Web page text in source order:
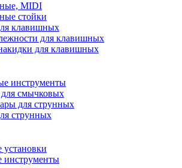
MIDI
стойки
клавишных
для клавишных
для клавишных
инструменты
смычковых
для струнных
струнных
установки
инструменты